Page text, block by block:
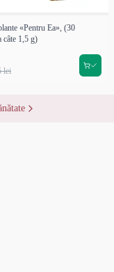
«Pentru Ea», (30
câte 1,5 g)
lei